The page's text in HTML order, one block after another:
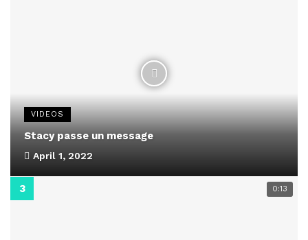
VIDEOS
Stacy passe un message
April 1, 2022
0:13